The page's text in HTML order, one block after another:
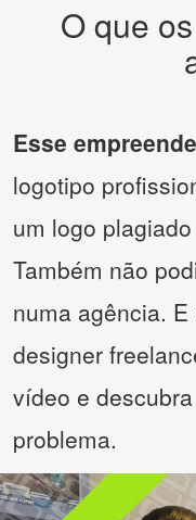
O que
Esse
logotipo
um logo
Também não
numa agência.
designer
vídeo e
problema.